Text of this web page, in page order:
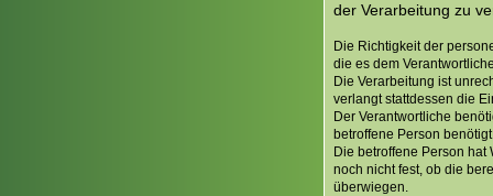
der Verarbeitung zu
Die Richtigkeit der
die es dem
Die Verarbeitung ist
verlangt stattdessen die
Der Verantwortliche
betroffene Person
Die betroffene Person hat
noch nicht fest, ob die
überwiegen.